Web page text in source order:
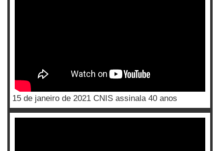
15 de janeiro de 2021 CNIS assinala 40 anos